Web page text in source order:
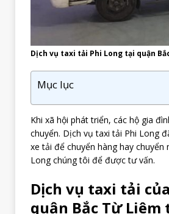
Dịch vụ taxi tải Phi Long tại quận
Mục lục
Khi xã hội phát triển, các hộ gia
chuyển. Dịch vụ taxi tải Phi Long
xe tải để chuyển hàng hay
Long chúng tôi để được tư vấn.
Dịch vụ taxi tải
quận Bắc Từ